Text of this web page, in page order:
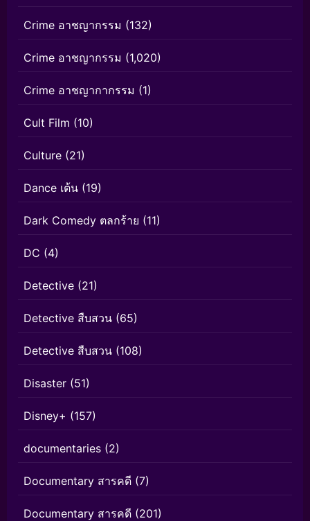
Crime อาชญากรรม (132)
Crime อาชญากรรม (1,020)
Crime อาชญากากรรม (1)
Cult Film (10)
Culture (21)
Dance เต้น (19)
Dark Comedy ตลกร้าย (11)
DC (4)
Detective (21)
Detective สืบสวน (65)
Detective สืบสวน (108)
Disaster (51)
Disney+ (157)
documentaries (2)
Documentary สารคดี (7)
Documentary สารคดี (201)